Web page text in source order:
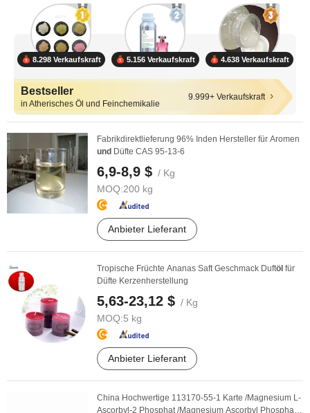
8.298 Verkaufskraft 5.156 Verkaufskraft 4.638 Verkaufskraft
Bestseller
in Atherisches Öl und Feinchemikalie
9.999+ Verkaufskraft
Fabrikdirektlieferung 96% Inden Hersteller für Aromen
und Düfte CAS 95-13-6
6,9-8,9 $ / Kg
MOQ:200 kg
Anbieter Lieferant
Tropische Früchte Ananas Saft Geschmack Duftöl für
Düfte Kerzenherstellung
5,63-23,12 $ / Kg
MOQ:5 kg
Anbieter Lieferant
China Hochwertige 113170-55-1 Karte /Magnesium L-
Ascorbyl-2 Phosphat /Magnesium Ascorbyl Phosphat